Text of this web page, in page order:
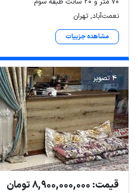
نعمت‌آباد, تهران
مشاهده جزییات
4 تصویر
قیمت: 8,900,000,000 تومان